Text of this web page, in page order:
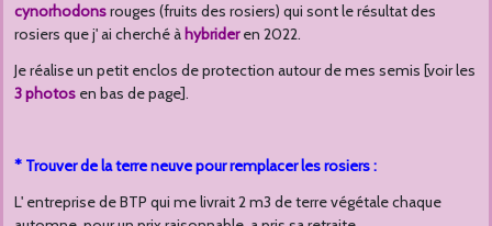
cynorhodonsrouges (fruits des rosiers) qui sont le résultat des
rosiers que j' ai cherché à hybrideren 2022.
Je réalise un petit enclos de protection autour de mes semis [voir les
3 photos en bas de page].
* Trouver de la terre neuve pour remplacer les rosiers :
L' entreprise de BTP qui me livrait 2 m3 de terre végétale chaque